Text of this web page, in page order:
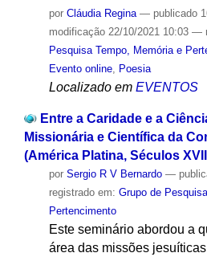
por Cláudia Regina — publicado
modificação22/10/2021 10:03 —
Pesquisa Tempo, Memória e
Evento online, Poesia
Localizado em EVENTOS
Entre a Caridade e a
Missionária e Científica da
(América Platina, Séculos XVII
por Sergio R V Bernardo —
registrado em: Grupo de
Pertencimento
Este seminário abordou a
área das missões